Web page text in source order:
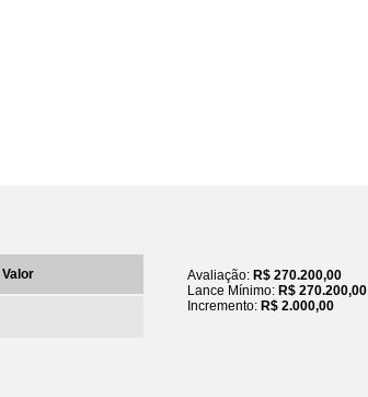
Valor Avaliação: R$ 270.200,00
Lance Mínimo: R$ 270.200,00
Incremento: R$ 2.000,00